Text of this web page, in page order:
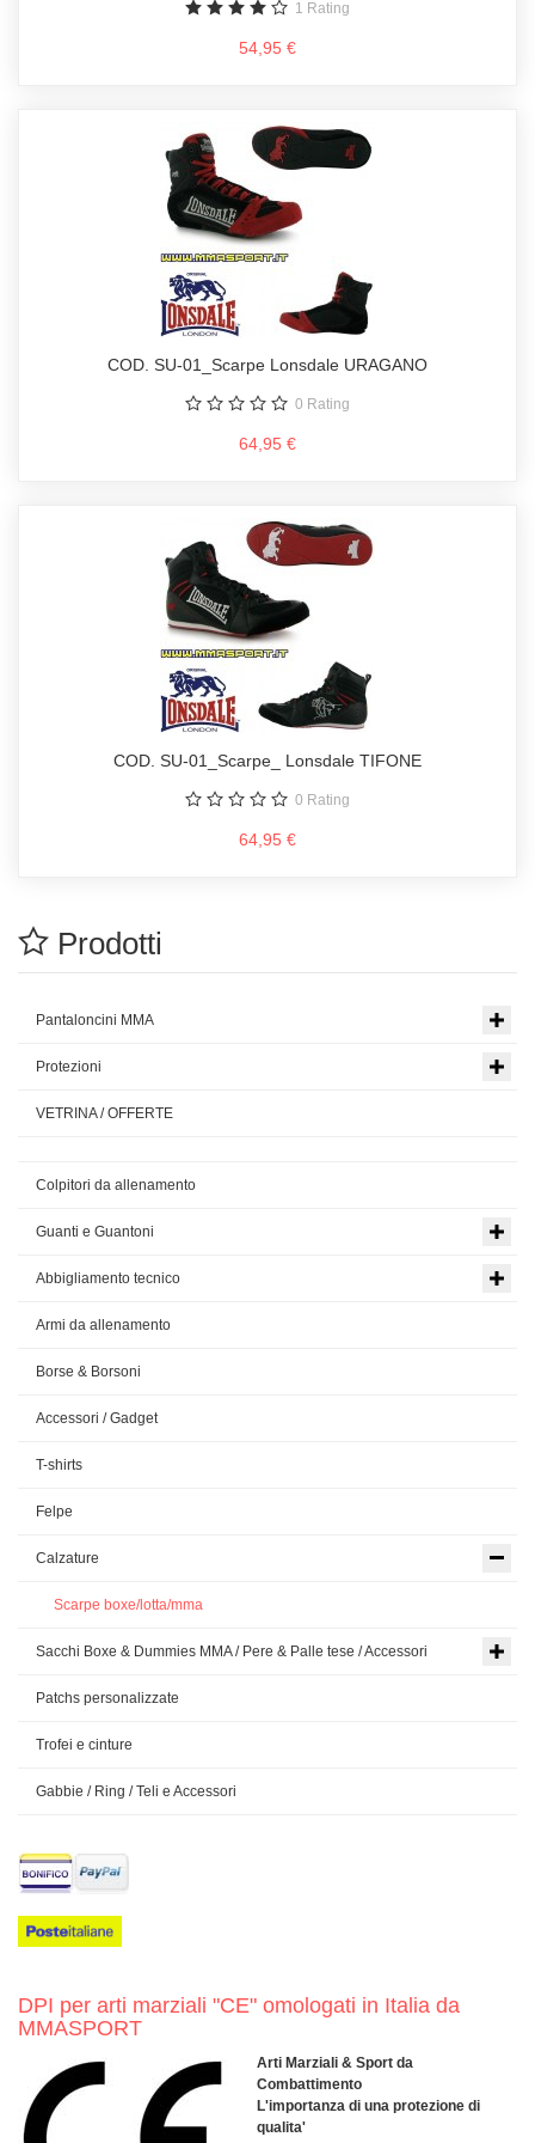
1 Rating
54,95 €
COD. SU-01_Scarpe Lonsdale URAGANO
0 Rating
64,95 €
COD. SU-01_Scarpe_ Lonsdale TIFONE
0 Rating
64,95 €
Prodotti
Pantaloncini MMA
Protezioni
VETRINA / OFFERTE
Colpitori da allenamento
Guanti e Guantoni
Abbigliamento tecnico
Armi da allenamento
Borse & Borsoni
Accessori / Gadget
T-shirts
Felpe
Calzature
Scarpe boxe/lotta/mma
Sacchi Boxe & Dummies MMA / Pere & Palle tese / Accessori
Patchs personalizzate
Trofei e cinture
Gabbie / Ring / Teli e Accessori
DPI per arti marziali "CE" omologati in Italia da
MMASPORT
Arti Marziali & Sport da
Combattimento
L'importanza di una protezione di
qualita'